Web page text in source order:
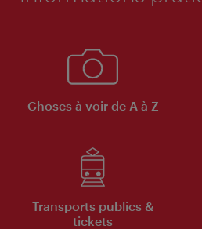
Choses à voir de A à Z
Transports publics &
tickets